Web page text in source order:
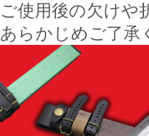
ご使用後の欠けや
あらかじめご了承